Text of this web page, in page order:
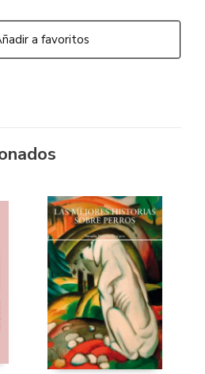
a favoritos